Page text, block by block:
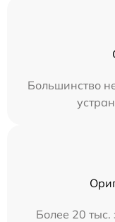
Большинство
Более 20 тыс.